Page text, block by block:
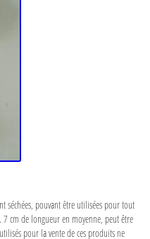
séchées, pouvant être utilisées pour tout
cm de longueur en moyenne, peut être
pour la vente de ces produits ne